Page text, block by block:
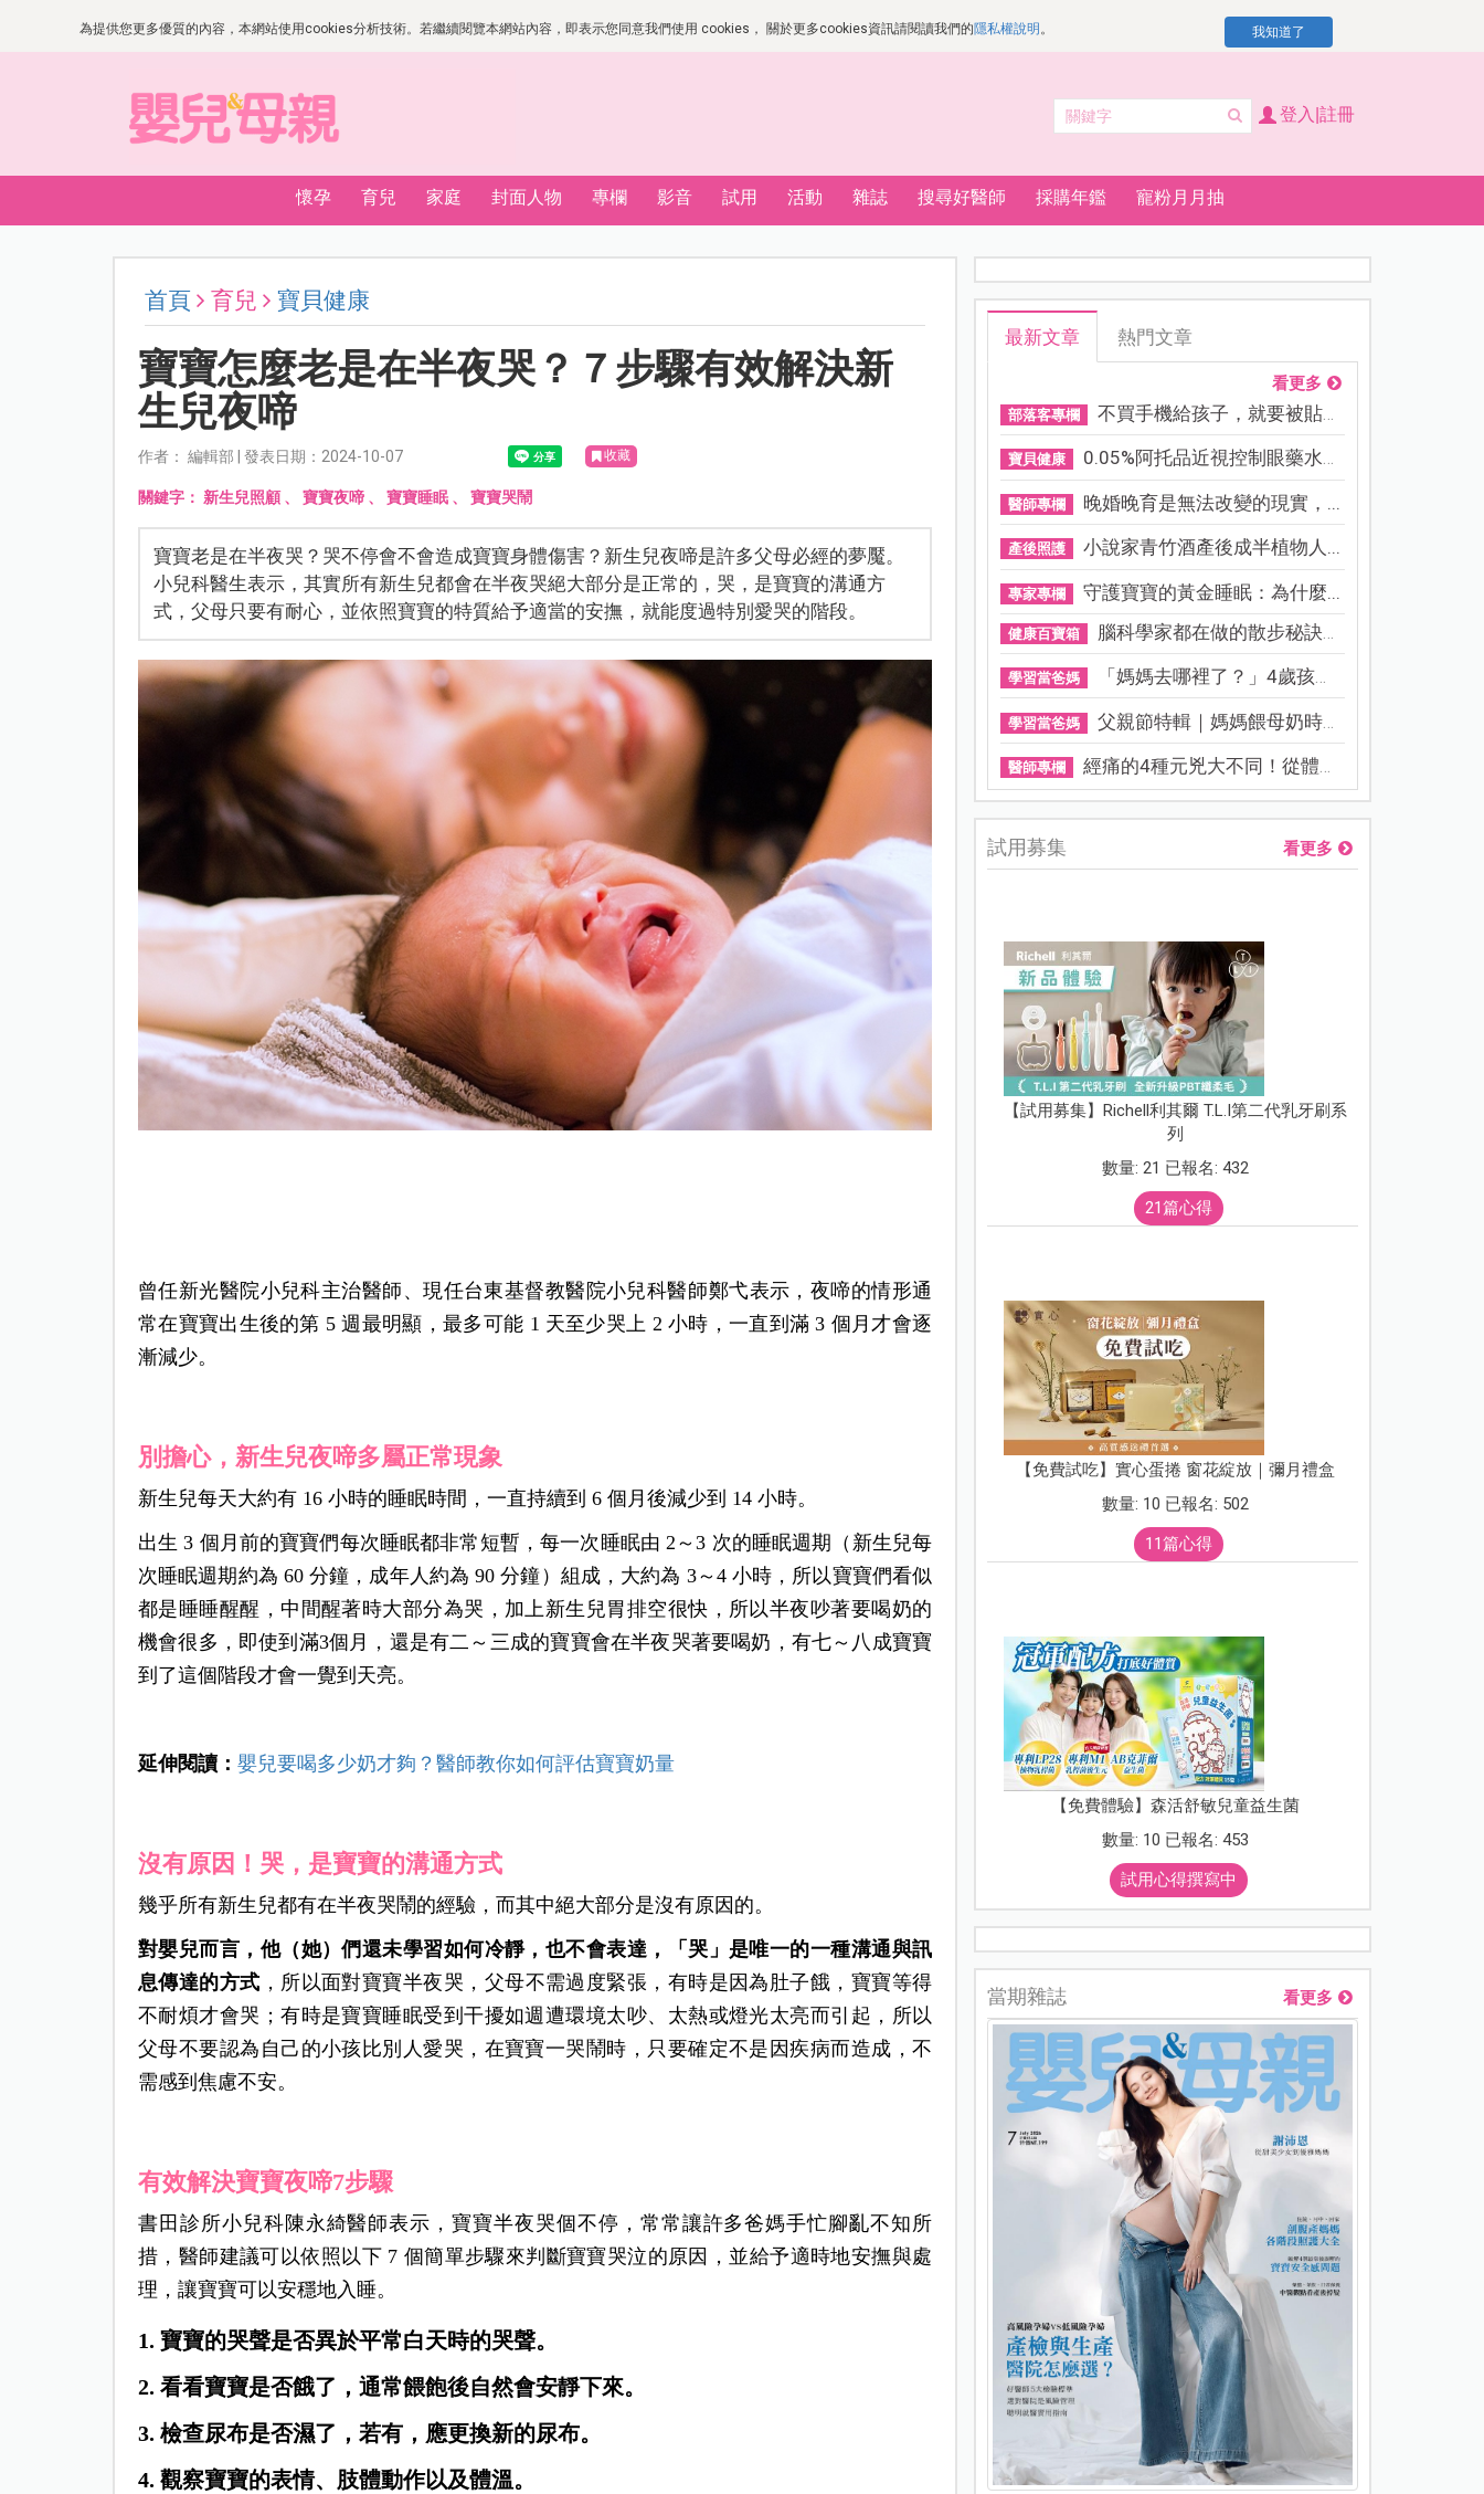
為提供您更多優質的內容，本網站使用cookies分析技術。若繼續閱覽本網站內容，即表示您同意我們使用 cookies， 關於更多cookies資訊請閱讀我們的隱私權說明 。 我知道了
登入|註冊
懷孕 育兒 家庭 封面人物 專欄 影音 試用 活動 雜誌 搜尋好醫師 採購年鑑 寵粉月月抽
首頁 育兒 寶貝健康
寶寶怎麼老是在半夜哭？７步驟有效解決新
生兒夜啼
作者： 編輯部 | 發表日期：2024-10-07 收藏
關鍵字： 新生兒照顧、 寶寶夜啼、 寶寶睡眠、 寶寶哭鬧
寶寶老是在半夜哭？哭不停會不會造成寶寶身體傷害？新生兒夜啼是許多父母必經的夢魘。
小兒科醫生表示，其實所有新生兒都會在半夜哭絕大部分是正常的，哭，是寶寶的溝通方
式，父母只要有耐心，並依照寶寶的特質給予適當的安撫，就能度過特別愛哭的階段。
曾任新光醫院小兒科主治醫師、現任台東基督教醫院小兒科醫師​​​​鄭弋表示，夜啼的情形通
常在寶寶出生後的第 5 週最明顯，最多可能 1 天至少哭上 2 小時，一直到滿 3 個月才會逐
漸減少。
別擔心，新生兒夜啼多屬正常現象
新生兒每天大約有 16 小時的睡眠時間，一直持續到 6 個月後減少到 14 小時。
出生 3 個月前的寶寶們每次睡眠都非常短暫，每一次睡眠由 2～3 次的睡眠週期（新生兒每
次睡眠週期約為 60 分鐘，成年人約為 90 分鐘）組成，大約為 3～4 小時，所以寶寶們看似
都是睡睡醒醒，中間醒著時大部分為哭，加上新生兒胃排空很快，所以半夜吵著要喝奶的
機會很多，即使到滿3個月，還是有二～三成的寶寶會在半夜哭著要喝奶，有七～八成寶寶
到了這個階段才會一覺到天亮。
延伸閱讀： 嬰兒要喝多少奶才夠？醫師教你如何評估寶寶奶量
沒有原因！哭，是寶寶的溝通方式
幾乎所有新生兒都有在半夜哭鬧的經驗，而其中絕大部分是沒有原因的。
對嬰兒而言，他（她）們還未學習如何冷靜，也不會表達，「哭」是唯一的一種溝通與訊
息傳達的方式 ，所以面對寶寶半夜哭，父母不需過度緊張，有時是因為肚子餓，寶寶等得
不耐煩才會哭；有時是寶寶睡眠受到干擾如週遭環境太吵、太熱或燈光太亮而引起，所以
父母不要認為自己的小孩比別人愛哭，在寶寶一哭鬧時，只要確定不是因疾病而造成，不
需感到焦慮不安。
有效解決寶寶夜啼7步驟
書田診所小兒科陳永綺醫師表示，寶寶半夜哭個不停，常常讓許多爸媽手忙腳亂不知所
措，醫師建議可以依照以下 7 個簡單步驟來判斷寶寶哭泣的原因，並給予適時地安撫與處
理，讓寶寶可以安穩地入睡。
1. 寶寶的哭聲是否異於平常白天時的哭聲。
2. 看看寶寶是否餓了，通常餵飽後自然會安靜下來。
3. 檢查尿布是否濕了，若有，應更換新的尿布。
4. 觀察寶寶的表情、肢體動作以及體溫。
最新文章 熱門文章
看更多
部落客專欄 不買手機給孩子，就要被貼「...
寶貝健康 0.05%阿托品近視控制眼藥水納...
醫師專欄 晚婚晚育是無法改變的現實，...
產後照護 小說家青竹酒產後成半植物人...
專家專欄 守護寶寶的黃金睡眠：為什麼...
健康百寶箱 腦科學家都在做的散步秘訣！...
學習當爸媽 「媽媽去哪裡了？」4歲孩子還...
學習當爸媽 父親節特輯｜媽媽餵母奶時，...
醫師專欄 經痛的4種元兇大不同！從體質...
試用募集 看更多
【試用募集】Richell利其爾 T.L.I第二代乳牙刷系
列
數量: 21 已報名: 432
21篇心得
【免費試吃】實心蛋捲 窗花綻放｜彌月禮盒
數量: 10 已報名: 502
11篇心得
【免費體驗】森活舒敏兒童益生菌
數量: 10 已報名: 453
試用心得撰寫中
當期雜誌 看更多